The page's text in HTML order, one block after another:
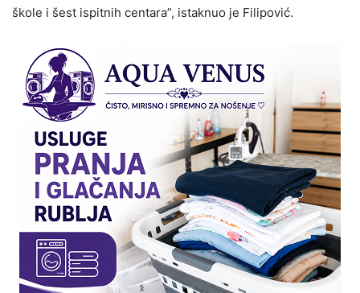
škole i šest ispitnih centara”, istaknuo je Filipović.